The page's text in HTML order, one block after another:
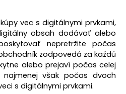
vec s digitálnymi prvkami,
obsah dodávať alebo
nepretržite počas
zodpovedá za každú
alebo prejaví počas celej
však počas dvoch
s digitálnymi prvkami.